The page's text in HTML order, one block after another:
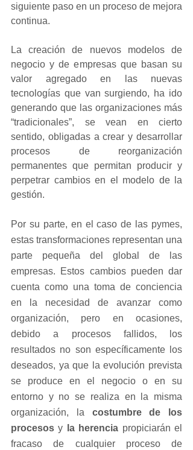
siguiente paso en un proceso de mejora
continua.
La creación de nuevos modelos de
negocio y de empresas que basan su
valor agregado en las nuevas
tecnologías que van surgiendo, ha ido
generando que las organizaciones más
“tradicionales”, se vean en cierto
sentido, obligadas a crear y desarrollar
procesos de reorganización
permanentes que permitan producir y
perpetrar cambios en el modelo de la
gestión.
Por su parte, en el caso de las pymes,
estas transformaciones representan una
parte pequeña del global de las
empresas. Estos cambios pueden dar
cuenta como una toma de conciencia
en la necesidad de avanzar como
organización, pero en ocasiones,
debido a procesos fallidos, los
resultados no son específicamente los
deseados, ya que la evolución prevista
se produce en el negocio o en su
entorno y no se realiza en la misma
organización, la costumbre de los
procesos y la herencia propiciarán el
fracaso de cualquier proceso de